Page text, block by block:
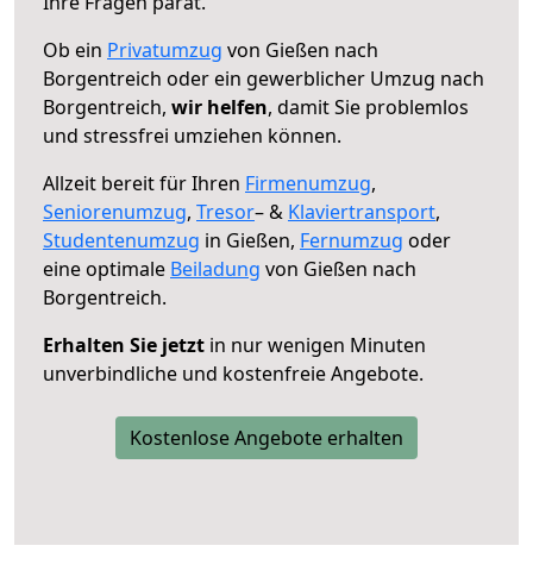
Ob ein Privatumzug von Gießen nach
Borgentreich oder ein gewerblicher Umzug nach
Borgentreich, wir helfen, damit Sie problemlos
und stressfrei umziehen können.
Allzeit bereit für Ihren Firmenumzug,
Seniorenumzug, Tresor– & Klaviertransport,
Studentenumzug in Gießen, Fernumzug oder
eine optimale Beiladung von Gießen nach
Borgentreich.
Erhalten Sie jetzt in nur wenigen Minuten
unverbindliche und kostenfreie Angebote.
Kostenlose Angebote erhalten